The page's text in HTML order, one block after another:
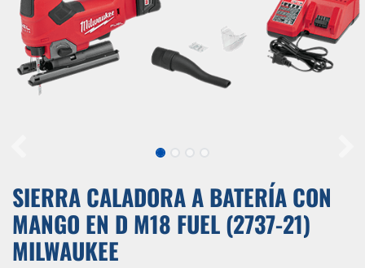
SIERRA CALADORA A BATERÍA CON
MANGO EN D M18 FUEL (2737-21)
MILWAUKEE